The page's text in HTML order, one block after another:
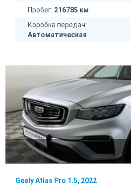
Пробег: 216785 км
Коробка передач:
Автоматическая
Geely Atlas Pro 1.5, 2022